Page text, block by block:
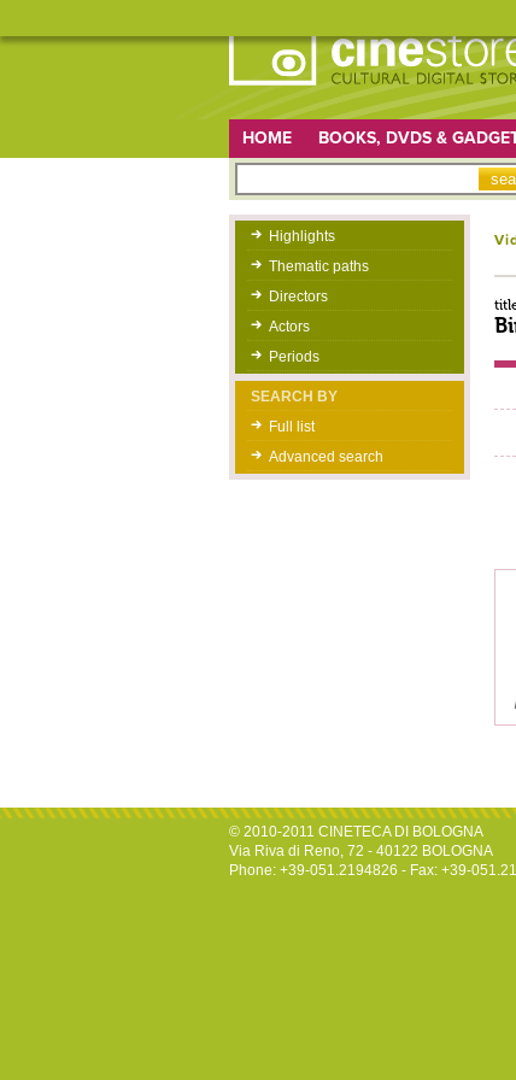
HOME BOOKS, DVDS &
Highlights
Thematic paths
Directors
Actors
Periods
SEARCH BY
Full list
Advanced search
© 2010-2011 CINETECA DI BOLOGNA
Via Riva di Reno, 72 - 40122 BOLOGNA
Phone: +39-051.2194826 - Fax: +39-